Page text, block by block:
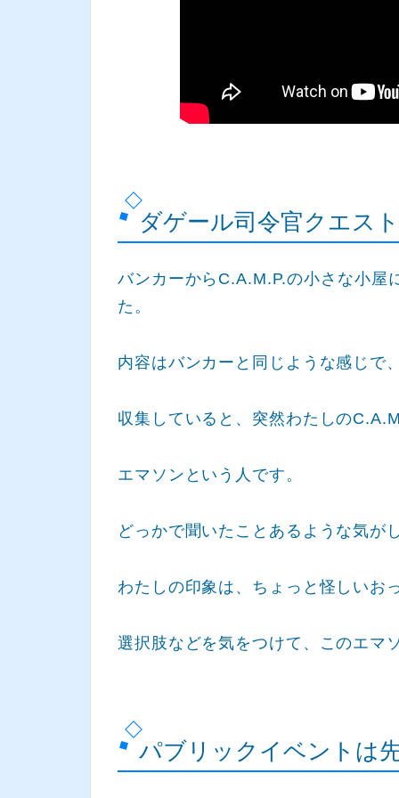
ダゲール司令官クエス
バンカーからC.A.M.P.の小さな小屋
た。
内容はバンカーと同じような感じで
収集していると、突然わたしの
エマソンという人です。
どっかで聞いたことあるような気が
わたしの印象は、ちょっと怪しいお
選択肢などを気をつけて、このエマ
パブリックイベントは